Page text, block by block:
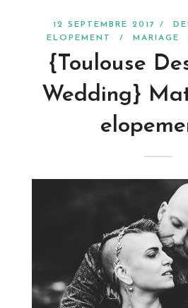
12 SEPTEMBRE 2017 /
ELOPEMENT
/ MARIAGE
{Toulouse
Wedding}